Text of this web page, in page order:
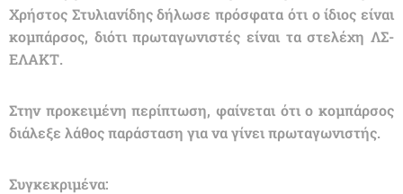
Χρήστος Στυλιανίδης δήλωσε πρόσφατα ότι ο ίδιος είναι
κομπάρσος, διότι πρωταγωνιστές είναι τα στελέχη ΛΣ-
ΕΛΑΚΤ.
Στην προκειμένη περίπτωση, φαίνεται ότι ο κομπάρσος
διάλεξε λάθος παράσταση για να γίνει πρωταγωνιστής.
Συγκεκριμένα: